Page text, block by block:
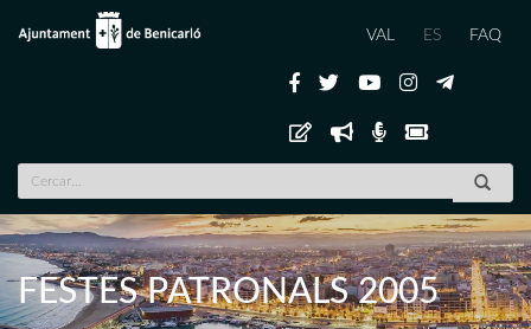
VAL ES FAQ
FESTES PATRONALS 2005